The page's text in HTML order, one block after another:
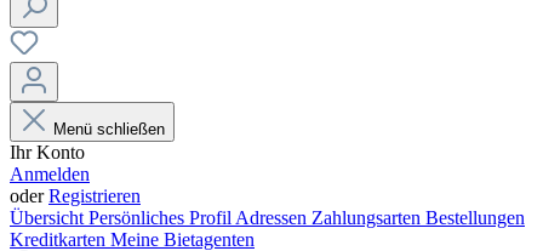
Menü schließen
Ihr Konto
Anmelden
oderRegistrieren
Übersicht Persönliches Profil Adressen Zahlungsarten Bestellungen
Kreditkarten Meine Bietagenten